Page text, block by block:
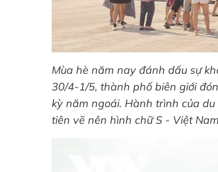
Mùa hè năm nay đánh dấu sự
30/4-1/5, thành phố biên giới
kỳ năm ngoái. Hành trình của
tiên vẽ nên hình chữ S - Việt